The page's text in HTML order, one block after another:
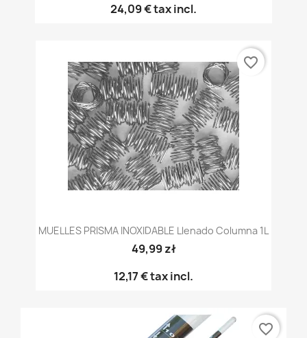
24,09 €tax incl.
MUELLES PRISMA INOXIDABLE Llenado Columna 1L
49,99 zł
12,17 €tax incl.
favorite_border
favorite_border